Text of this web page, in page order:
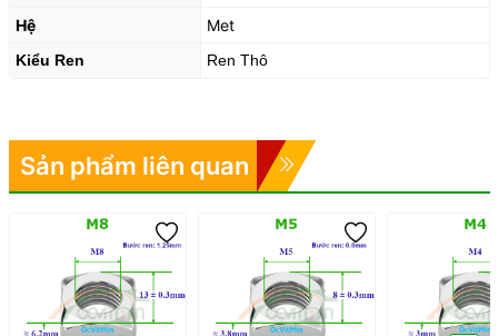
Hệ
Met
Kiểu Ren Ren Thô
Sản phẩm liên quan